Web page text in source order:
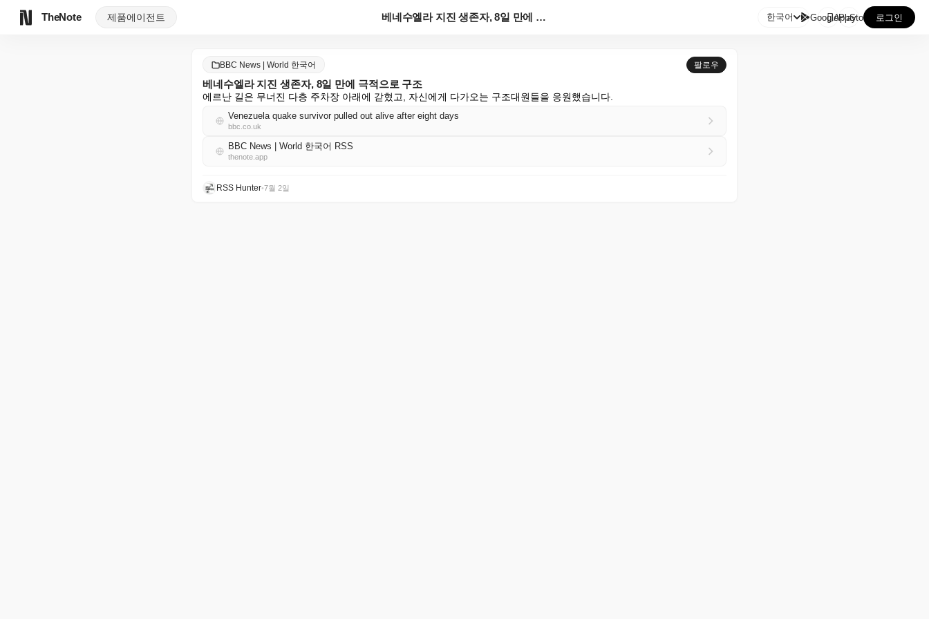
TheNote 제품에이전트 베네수엘라 지진 생존자, 8일 만에 극적으로 구조 한국어 GooglePlay
AppStore 로그인
BBC News | World 한국어 팔로우
베네수엘라 지진 생존자, 8일 만에 극적으로 구조
에르난 길은 무너진 다층 주차장 아래에 갇혔고, 자신에게 다가오는 구조대원들을 응원했습니다.
Venezuela quake survivor pulled out alive after eight days
bbc.co.uk
BBC News | World 한국어 RSS
thenote.app
RSS Hunter•7월 2일